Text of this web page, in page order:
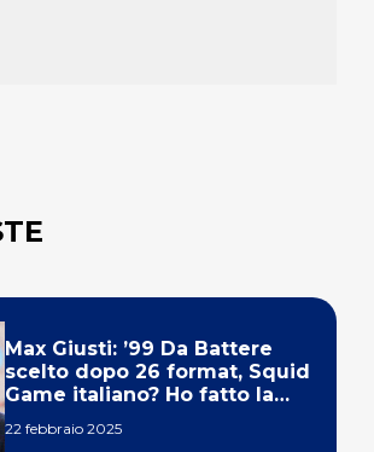
Max Giusti: ’99 Da Battere
scelto dopo 26 format, Squid
Game italiano? Ho fatto la
22 febbraio 2025